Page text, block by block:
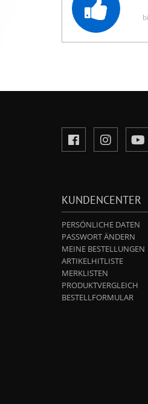
KUNDENCENTER
PERSÖNLICHE DATEN
PASSWORT ÄNDERN
MEINE BESTELLUNGEN
ARTIKELHITLISTE
MERKLISTEN
PRODUKTVERGLEICH
BESTELLFORMULAR